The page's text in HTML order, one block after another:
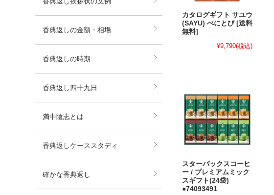
カタログギフト サユウ
(SAYU) べにとび [送料
無料]
¥9,790(税込)
スターバックスコーヒ
ー / プレミアムミック
スギフト(24袋)
●74093491
香典返しの金額・相場
香典返しの時期
香典返し四十九日
満中陰志とは
香典返しケーススタディ
確かな香典返し